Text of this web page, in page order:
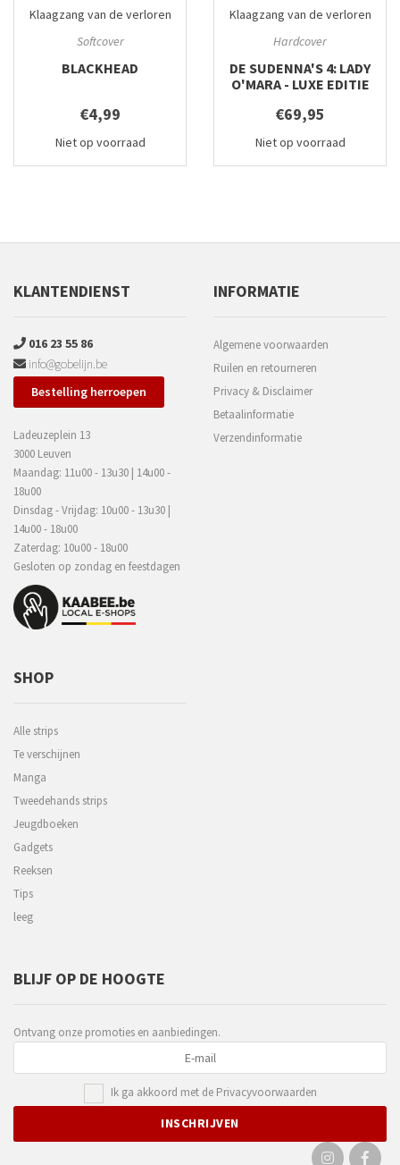
Klaagzang van de verloren
Softcover
BLACKHEAD
€4,99
Niet op voorraad
Klaagzang van de verloren
Hardcover
DE SUDENNA'S 4: LADY
O'MARA - LUXE EDITIE
€69,95
Niet op voorraad
KLANTENDIENST
016 23 55 86
info@gobelijn.be
Bestelling herroepen
Ladeuzeplein 13
3000 Leuven
Maandag: 11u00 - 13u30 | 14u00 -
18u00
Dinsdag - Vrijdag: 10u00 - 13u30 |
14u00 - 18u00
Zaterdag: 10u00 - 18u00
Gesloten op zondag en feestdagen
INFORMATIE
Algemene voorwaarden
Ruilen en retourneren
Privacy & Disclaimer
Betaalinformatie
Verzendinformatie
SHOP
Alle strips
Te verschijnen
Manga
Tweedehands strips
Jeugdboeken
Gadgets
Reeksen
Tips
leeg
BLIJF OP DE HOOGTE
Ontvang onze promoties en aanbiedingen.
Ik ga akkoord met de Privacyvoorwaarden